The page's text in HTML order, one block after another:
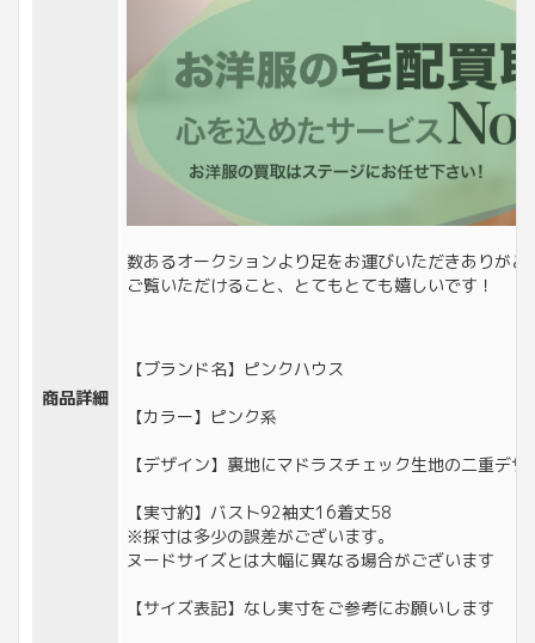
商品詳細
数あるオークションより足をお運びいただきありがと
ご覧いただけること、とてもとても嬉しいです！
【ブランド名】ピンクハウス
【カラー】ピンク系
【デザイン】裏地にマドラスチェック生地の二重デザ
【実寸約】バスト92袖丈16着丈58
※採寸は多少の誤差がございます。
ヌードサイズとは大幅に異なる場合がございます
【サイズ表記】なし実寸をご参考にお願いします